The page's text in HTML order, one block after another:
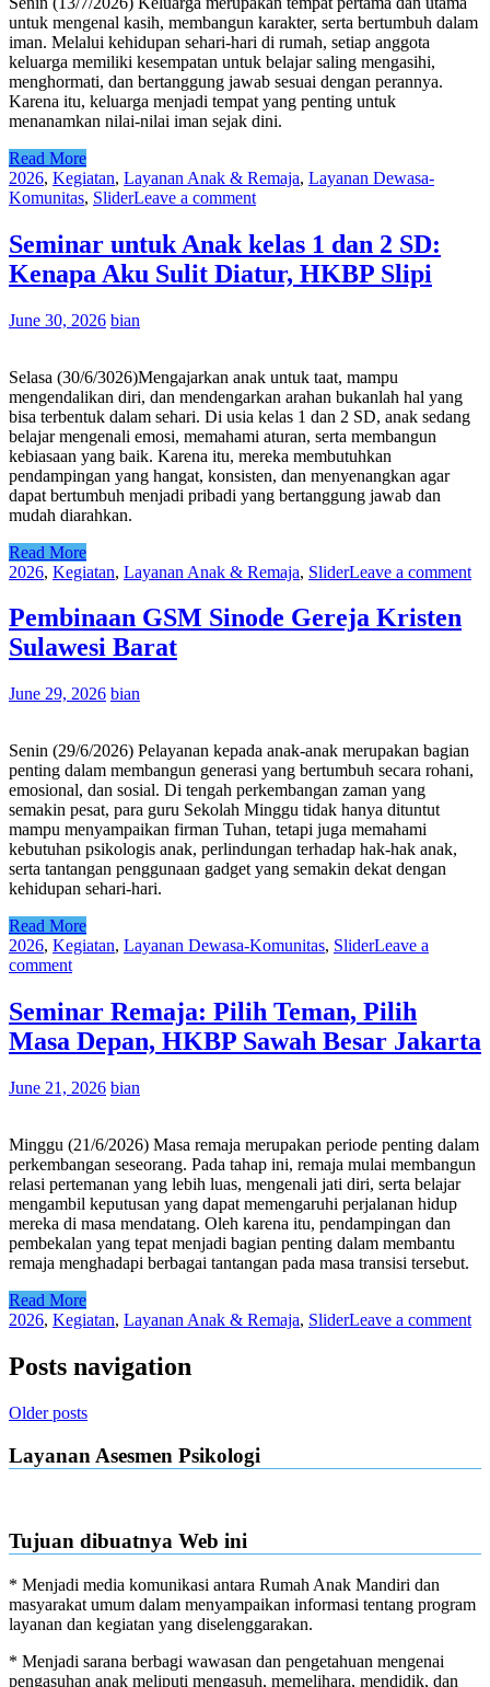
untuk mengenal kasih, membangun karakter, serta bertumbuh dalam
iman. Melalui kehidupan sehari-hari di rumah, setiap anggota
keluarga memiliki kesempatan untuk belajar saling mengasihi,
menghormati, dan bertanggung jawab sesuai dengan perannya.
Karena itu, keluarga menjadi tempat yang penting untuk
menanamkan nilai-nilai iman sejak dini.
Read More
2026, Kegiatan, Layanan Anak & Remaja, Layanan Dewasa-
Komunitas, SliderLeave a comment
Seminar untuk Anak kelas 1 dan 2 SD:
Kenapa Aku Sulit Diatur, HKBP Slipi
June 30, 2026 bian
Selasa (30/6/3026)Mengajarkan anak untuk taat, mampu
mengendalikan diri, dan mendengarkan arahan bukanlah hal yang
bisa terbentuk dalam sehari. Di usia kelas 1 dan 2 SD, anak sedang
belajar mengenali emosi, memahami aturan, serta membangun
kebiasaan yang baik. Karena itu, mereka membutuhkan
pendampingan yang hangat, konsisten, dan menyenangkan agar
dapat bertumbuh menjadi pribadi yang bertanggung jawab dan
mudah diarahkan.
Read More
2026, Kegiatan, Layanan Anak & Remaja, SliderLeave a comment
Pembinaan GSM Sinode Gereja Kristen
Sulawesi Barat
June 29, 2026 bian
Senin (29/6/2026) Pelayanan kepada anak-anak merupakan bagian
penting dalam membangun generasi yang bertumbuh secara rohani,
emosional, dan sosial. Di tengah perkembangan zaman yang
semakin pesat, para guru Sekolah Minggu tidak hanya dituntut
mampu menyampaikan firman Tuhan, tetapi juga memahami
kebutuhan psikologis anak, perlindungan terhadap hak-hak anak,
serta tantangan penggunaan gadget yang semakin dekat dengan
kehidupan sehari-hari.
Read More
2026, Kegiatan, Layanan Dewasa-Komunitas, SliderLeave a
comment
Seminar Remaja: Pilih Teman, Pilih
Masa Depan, HKBP Sawah Besar Jakarta
June 21, 2026 bian
Minggu (21/6/2026) Masa remaja merupakan periode penting dalam
perkembangan seseorang. Pada tahap ini, remaja mulai membangun
relasi pertemanan yang lebih luas, mengenali jati diri, serta belajar
mengambil keputusan yang dapat memengaruhi perjalanan hidup
mereka di masa mendatang. Oleh karena itu, pendampingan dan
pembekalan yang tepat menjadi bagian penting dalam membantu
remaja menghadapi berbagai tantangan pada masa transisi tersebut.
Read More
2026, Kegiatan, Layanan Anak & Remaja, SliderLeave a comment
Posts navigation
Older posts
Layanan Asesmen Psikologi
Tujuan dibuatnya Web ini
* Menjadi media komunikasi antara Rumah Anak Mandiri dan
masyarakat umum dalam menyampaikan informasi tentang program
layanan dan kegiatan yang diselenggarakan.
* Menjadi sarana berbagi wawasan dan pengetahuan mengenai
pengasuhan anak meliputi mengasuh, memelihara, mendidik, dan